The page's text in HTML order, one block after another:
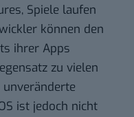
Spiele laufen
können den
ihrer Apps
zu vielen
ist jedoch nicht